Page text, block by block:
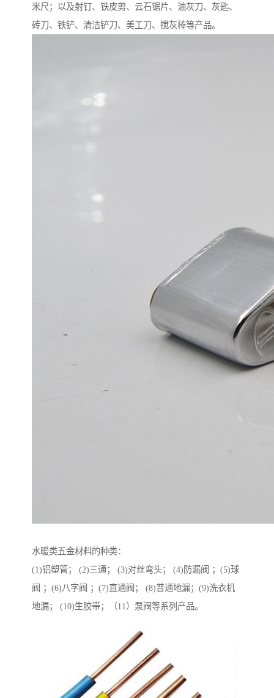
米尺；以及射钉、铁皮剪、云石锯片、油灰刀、灰匙、
砖刀、铁铲、清洁铲刀、美工刀、搅灰棒等产品。
水暖类五金材料的种类：
(1)铝塑管； (2)三通； (3)对丝弯头； (4)防漏阀 ；(5)球
阀 ；(6)八字阀 ；(7)直通阀； (8)普通地漏；(9)洗衣机
地漏； (10)生胶带；（11）泵阀等系列产品。